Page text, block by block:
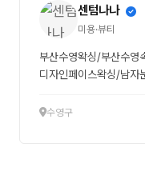
센텀나나
미용·뷰티
부산수영왁싱/부산수영
디자인페이스왁싱/남자
수영구